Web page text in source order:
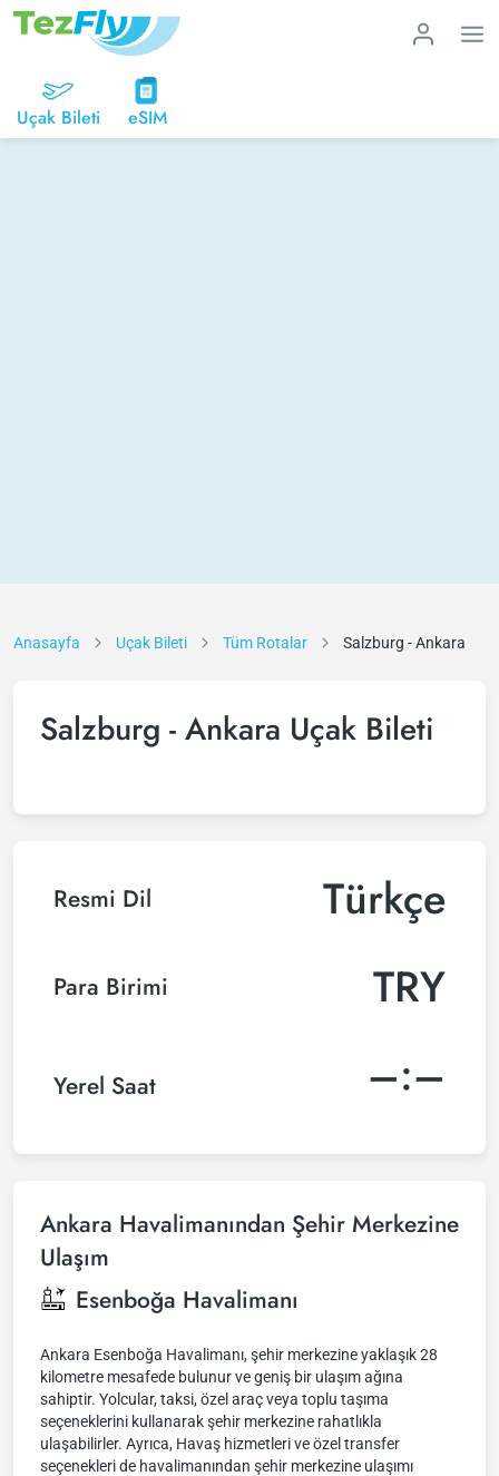
Uçak Bileti eSIM
Anasayfa Uçak Bileti Tüm Rotalar Salzburg - Ankara
Salzburg - Ankara Uçak Bileti
Resmi Dil Türkçe
Para Birimi TRY
Yerel Saat –:–
Ankara Havalimanından Şehir Merkezine
Ulaşım
Esenboğa Havalimanı
Ankara Esenboğa Havalimanı, şehir merkezine yaklaşık 28
kilometre mesafede bulunur ve geniş bir ulaşım ağına
sahiptir. Yolcular, taksi, özel araç veya toplu taşıma
seçeneklerini kullanarak şehir merkezine rahatlıkla
ulaşabilirler. Ayrıca, Havaş hizmetleri ve özel transfer
seçenekleri de havalimanından şehir merkezine ulaşımı